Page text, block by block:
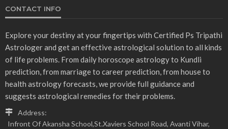
CONTACT INFO
Explore your destiny at your fingertips with Certified Ps Tripathi
Astrologer and get an effective astrological solution to all kinds
of life problems. From daily horoscope astrology to Kundli
prediction, from marriage to career prediction, from house to
health astrology forecasts, we provide full guidance and
suggests astrological remedies for their problems.
Address:
Infront Of Akansha School,St.Xaviers School Road, Avanti Vihar,